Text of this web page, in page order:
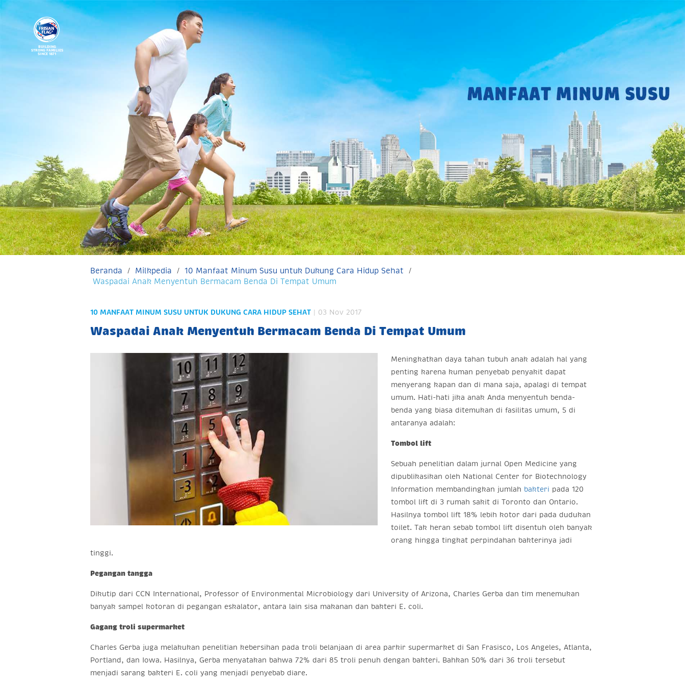
BUILDING
STRONG FAMILIES
SINCE 1871
Beranda Milkpedia
10 Manfaat Minum Susu untuk Dukung Cara Hidup Sehat
Waspadai Anak Menyentuh Bermacam Benda Di Tempat Umum
10 MANFAAT MINUM SUSU UNTUK DUKUNG CARA HIDUP SEHAT | 03 Nov 2017
Waspadai Anak Menyentuh Bermacam Benda Di Tempat Umum
Meningkatkan daya tahan tubuh anak adalah hal yang
penting karena kuman penyebab penyakit dapat
menyerang kapan dan di mana saja, apalagi di tempat
umum. Hati-hati jika anak Anda menyentuh benda-
benda yang biasa ditemukan di fasilitas umum, 5 di
antaranya adalah:
Tombol lift
Sebuah penelitian dalam jurnal Open Medicine yang
dipublikasikan oleh National Center for Biotechnology
Information membandingkan jumlah bakteri pada 120
tombol lift di 3 rumah sakit di Toronto dan Ontario.
Hasilnya tombol lift 18% lebih kotor dari pada dudukan
toilet. Tak heran sebab tombol lift disentuh oleh banyak
orang hingga tingkat perpindahan bakterinya jadi
tinggi.
Pegangan tangga
Dikutip dari CCN International, Professor of Environmental Microbiology dari University of Arizona, Charles Gerba dan tim menemukan
banyak sampel kotoran di pegangan eskalator, antara lain sisa makanan dan bakteri E. coli.
Gagang troli supermarket
Charles Gerba juga melakukan penelitian kebersihan pada troli belanjaan di area parkir supermarket di San Frasisco, Los Angeles, Atlanta,
Portland, dan Iowa. Hasilnya, Gerba menyatakan bahwa 72% dari 85 troli penuh dengan bakteri. Bahkan 50% dari 36 troli tersebut
menjadi sarang bakteri E. coli yang menjadi penyebab diare.